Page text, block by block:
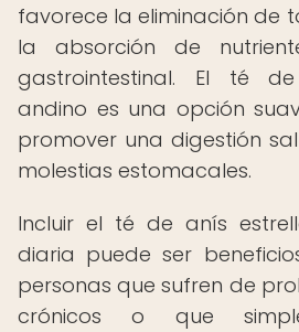
favorece la eliminación de
la absorción de
gastrointestinal. El té
andino es una opción
promover una digestión
molestias estomacales.
Incluir el té de anís
diaria puede ser
personas que sufren de
crónicos o que